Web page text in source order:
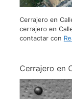
Cerrajero en
cerrajero en
contactar con
Cerrajero en